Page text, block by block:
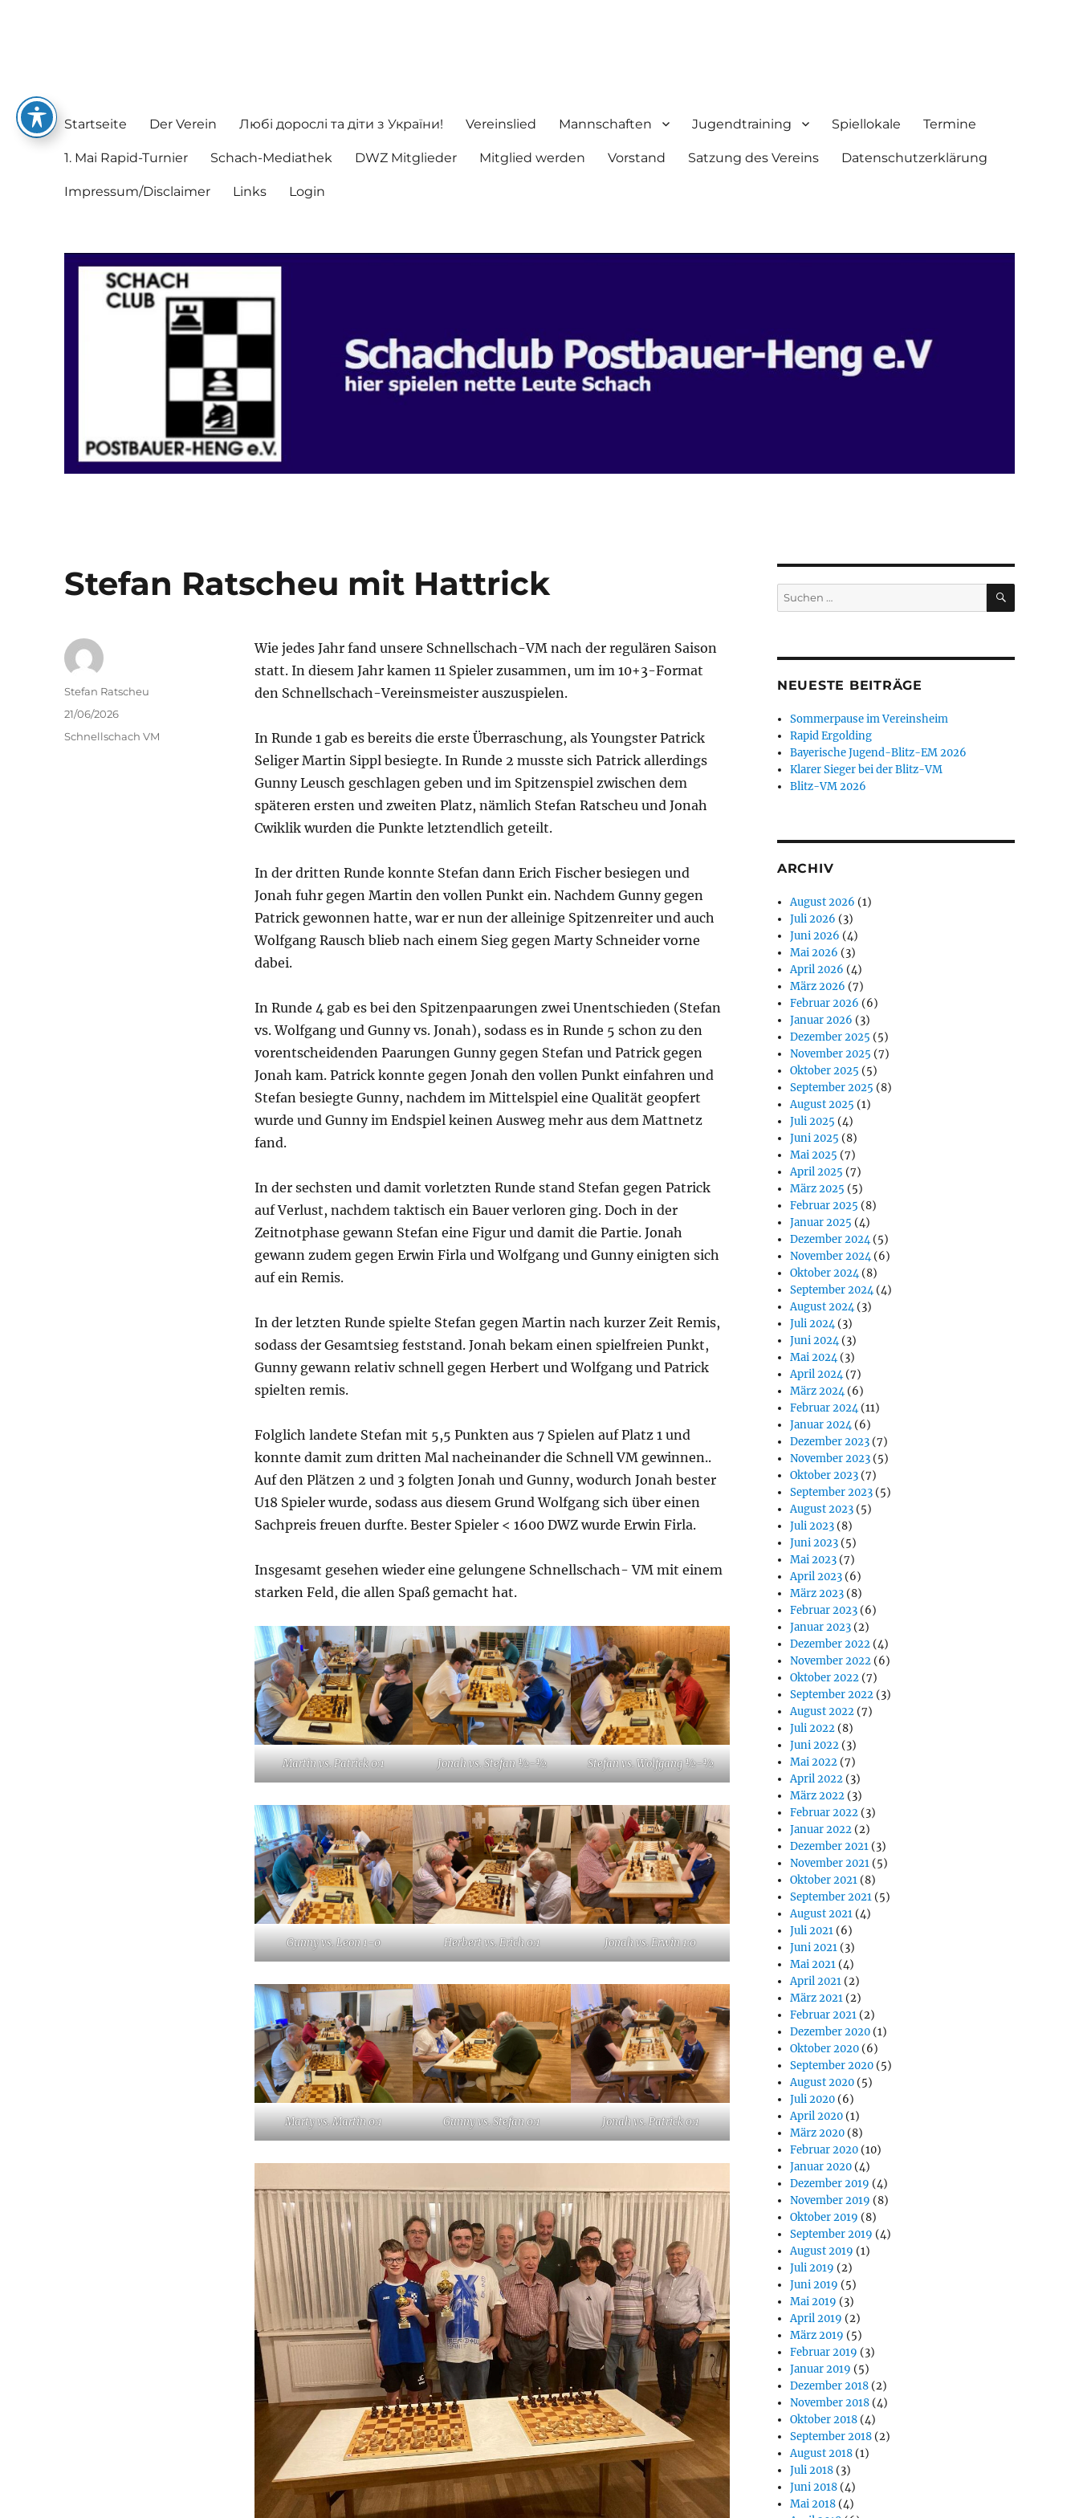
Startseite Der Verein Любі дорослі та діти з України! Vereinslied Mannschaften Jugendtraining Spiellokale Termine
1. Mai Rapid-Turnier Schach-Mediathek DWZ Mitglieder Mitglied werden Vorstand Satzung des Vereins Datenschutzerklärung
Impressum/Disclaimer Links Login
Stefan Ratscheu mit Hattrick
Wie jedes Jahr fand unsere Schnellschach-VM nach der regulären Saison
statt. In diesem Jahr kamen 11 Spieler zusammen, um im 10+3-Format
den Schnellschach-Vereinsmeister auszuspielen.
In Runde 1 gab es bereits die erste Überraschung, als Youngster Patrick
Seliger Martin Sippl besiegte. In Runde 2 musste sich Patrick allerdings
Gunny Leusch geschlagen geben und im Spitzenspiel zwischen dem
späteren ersten und zweiten Platz, nämlich Stefan Ratscheu und Jonah
Cwiklik wurden die Punkte letztendlich geteilt.
In der dritten Runde konnte Stefan dann Erich Fischer besiegen und
Jonah fuhr gegen Martin den vollen Punkt ein. Nachdem Gunny gegen
Patrick gewonnen hatte, war er nun der alleinige Spitzenreiter und auch
Wolfgang Rausch blieb nach einem Sieg gegen Marty Schneider vorne
dabei.
In Runde 4 gab es bei den Spitzenpaarungen zwei Unentschieden (Stefan
vs. Wolfgang und Gunny vs. Jonah), sodass es in Runde 5 schon zu den
vorentscheidenden Paarungen Gunny gegen Stefan und Patrick gegen
Jonah kam. Patrick konnte gegen Jonah den vollen Punkt einfahren und
Stefan besiegte Gunny, nachdem im Mittelspiel eine Qualität geopfert
wurde und Gunny im Endspiel keinen Ausweg mehr aus dem Mattnetz
fand.
In der sechsten und damit vorletzten Runde stand Stefan gegen Patrick
auf Verlust, nachdem taktisch ein Bauer verloren ging. Doch in der
Zeitnotphase gewann Stefan eine Figur und damit die Partie. Jonah
gewann zudem gegen Erwin Firla und Wolfgang und Gunny einigten sich
auf ein Remis.
In der letzten Runde spielte Stefan gegen Martin nach kurzer Zeit Remis,
sodass der Gesamtsieg feststand. Jonah bekam einen spielfreien Punkt,
Gunny gewann relativ schnell gegen Herbert und Wolfgang und Patrick
spielten remis.
Folglich landete Stefan mit 5,5 Punkten aus 7 Spielen auf Platz 1 und
konnte damit zum dritten Mal nacheinander die Schnell VM gewinnen..
Auf den Plätzen 2 und 3 folgten Jonah und Gunny, wodurch Jonah bester
U18 Spieler wurde, sodass aus diesem Grund Wolfgang sich über einen
Sachpreis freuen durfte. Bester Spieler < 1600 DWZ wurde Erwin Firla.
Insgesamt gesehen wieder eine gelungene Schnellschach- VM mit einem
starken Feld, die allen Spaß gemacht hat.
Martin vs. Patrick 0:1 Jonah vs. Stefan ½-½ Stefan vs. Wolfgang ½-½
Gunny vs. Leon 1-0 Herbert vs. Erich 0:1 Jonah vs. Erwin 1:0
Marty vs. Martin 0:1 Gunny vs. Stefan 0:1 Jonah vs. Patrick 0:1
Autor
Stefan Ratscheu
Veröffentlicht
am
21/06/2026
Kategorien
Schnellschach VM
Suchen
nach:
SUCHEN
NEUESTE BEITRÄGE
Sommerpause im Vereinsheim
Rapid Ergolding
Bayerische Jugend-Blitz-EM 2026
Klarer Sieger bei der Blitz-VM
Blitz-VM 2026
ARCHIV
August 2026 (1)
Juli 2026 (3)
Juni 2026 (4)
Mai 2026 (3)
April 2026 (4)
März 2026 (7)
Februar 2026 (6)
Januar 2026 (3)
Dezember 2025 (5)
November 2025 (7)
Oktober 2025 (5)
September 2025 (8)
August 2025 (1)
Juli 2025 (4)
Juni 2025 (8)
Mai 2025 (7)
April 2025 (7)
März 2025 (5)
Februar 2025 (8)
Januar 2025 (4)
Dezember 2024(5)
November 2024(6)
Oktober 2024(8)
September 2024(4)
August 2024(3)
Juli 2024(3)
Juni 2024(3)
Mai 2024(3)
April 2024(7)
März 2024(6)
Februar 2024(11)
Januar 2024(6)
Dezember 2023 (7)
November 2023 (5)
Oktober 2023 (7)
September 2023 (5)
August 2023 (5)
Juli 2023 (8)
Juni 2023 (5)
Mai 2023 (7)
April 2023 (6)
März 2023 (8)
Februar 2023 (6)
Januar 2023 (2)
Dezember 2022 (4)
November 2022 (6)
Oktober 2022 (7)
September 2022 (3)
August 2022 (7)
Juli 2022 (8)
Juni 2022 (3)
Mai 2022 (7)
April 2022 (3)
März 2022 (3)
Februar 2022 (3)
Januar 2022 (2)
Dezember 2021 (3)
November 2021 (5)
Oktober 2021 (8)
September 2021 (5)
August 2021 (4)
Juli 2021 (6)
Juni 2021 (3)
Mai 2021 (4)
April 2021 (2)
März 2021 (2)
Februar 2021 (2)
Dezember 2020 (1)
Oktober 2020 (6)
September 2020 (5)
August 2020 (5)
Juli 2020 (6)
April 2020 (1)
März 2020 (8)
Februar 2020 (10)
Januar 2020 (4)
Dezember 2019 (4)
November 2019 (8)
Oktober 2019 (8)
September 2019 (4)
August 2019 (1)
Juli 2019 (2)
Juni 2019 (5)
Mai 2019 (3)
April 2019 (2)
März 2019 (5)
Februar 2019 (3)
Januar 2019 (5)
Dezember 2018 (2)
November 2018 (4)
Oktober 2018 (4)
September 2018 (2)
August 2018 (1)
Juli 2018 (3)
Juni 2018 (4)
Mai 2018 (4)